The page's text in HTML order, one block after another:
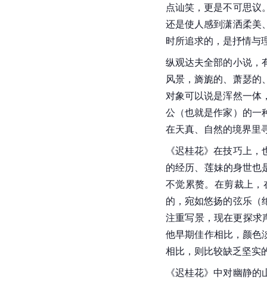
点讪笑，更是不可思议
还是使人感到潇洒柔
时所追求的，是抒情与
纵观达夫全部的小说，
风景，旖旎的、萧瑟的
对象可以说是浑然一体
公（也就是作家）的一
在天真、自然的境界里
《迟桂花》在技巧上
的经历、莲妹的身世也
不觉累赘。在剪裁上
的，宛如悠扬的弦乐（
注重写景，现在更探求
他早期佳作相比，颜色
相比，则比较缺乏坚实
《迟桂花》中对幽静